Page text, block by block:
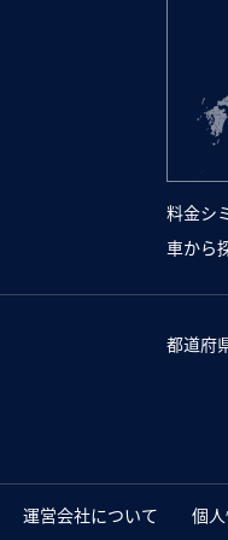
料金シ
車から
都道府
運営会社について 個